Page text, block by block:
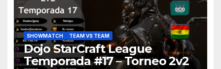
SHOWMATCH TEAM VS TEAM
Dojo StarCraft League
Temporada #17 – Torneo 2v2